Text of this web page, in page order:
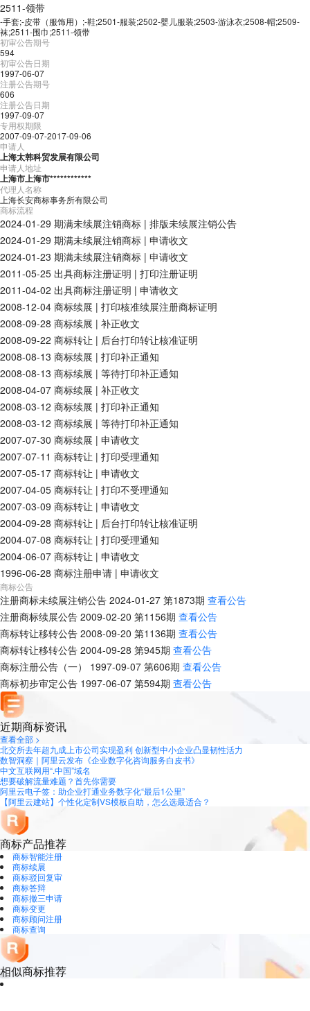
2511-领带
-手套;-皮带（服饰用）;-鞋;2501-服装;2502-婴儿服装;2503-游泳衣;2508-帽;2509-
袜;2511-围巾;2511-领带
初审公告期号
594
初审公告日期
1997-06-07
注册公告期号
606
注册公告日期
1997-09-07
专用权期限
2007-09-07-2017-09-06
申请人
上海太韩科贸发展有限公司
申请人地址
上海市上海市************
代理人名称
上海长安商标事务所有限公司
商标流程
2024-01-29 期满未续展注销商标 | 排版未续展注销公告
2024-01-29 期满未续展注销商标 | 申请收文
2024-01-23 期满未续展注销商标 | 申请收文
2011-05-25 出具商标注册证明 | 打印注册证明
2011-04-02 出具商标注册证明 | 申请收文
2008-12-04 商标续展 | 打印核准续展注册商标证明
2008-09-28 商标续展 | 补正收文
2008-09-22 商标转让 | 后台打印转让核准证明
2008-08-13 商标续展 | 打印补正通知
2008-08-13 商标续展 | 等待打印补正通知
2008-04-07 商标续展 | 补正收文
2008-03-12 商标续展 | 打印补正通知
2008-03-12 商标续展 | 等待打印补正通知
2007-07-30 商标续展 | 申请收文
2007-07-11 商标转让 | 打印受理通知
2007-05-17 商标转让 | 申请收文
2007-04-05 商标转让 | 打印不受理通知
2007-03-09 商标转让 | 申请收文
2004-09-28 商标转让 | 后台打印转让核准证明
2004-07-08 商标转让 | 打印受理通知
2004-06-07 商标转让 | 申请收文
1996-06-28 商标注册申请 | 申请收文
商标公告
注册商标未续展注销公告 2024-01-27 第1873期 查看公告
注册商标续展公告 2009-02-20 第1156期 查看公告
商标转让移转公告 2008-09-20 第1136期 查看公告
商标转让移转公告 2004-09-28 第945期 查看公告
商标注册公告（一）
1997-09-07 第606期 查看公告
商标初步审定公告 1997-06-07 第594期 查看公告
近期商标资讯
查看全部 >
北交所去年超九成上市公司实现盈利 创新型中小企业凸显韧性活力
数智洞察｜阿里云发布《企业数字化咨询服务白皮书》
中文互联网用“.中国”域名
想要破解流量难题？首先你需要
阿里云电子签：助企业打通业务数字化“最后1公里”
【阿里云建站】个性化定制VS模板自助，怎么选最适合？
商标产品推荐
商标智能注册
商标续展
商标驳回复审
商标答辩
商标撤三申请
商标变更
商标顾问注册
商标查询
相似商标推荐